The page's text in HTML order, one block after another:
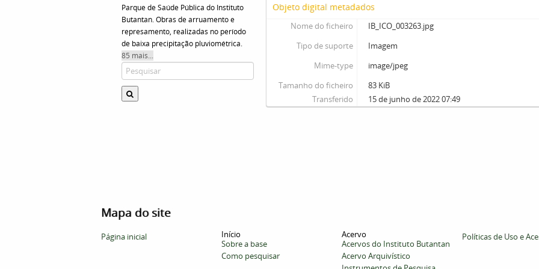
Parque de Saúde Pública do Instituto
Butantan. Obras de arruamento e
represamento, realizadas no período
de baixa precipitação pluviométrica.
85 mais...
Objeto digital metadados
Nome do ficheiro
IB_ICO_003263.jpg
Tipo de suporte
Imagem
Mime-type
image/jpeg
Tamanho do ficheiro
83 KiB
Transferido
15 de junho de 2022 07:49
Mapa do site
Página inicial
Início
Sobre a base
Como pesquisar
Acervo
Acervos do Instituto Butantan
Acervo Arquivístico
Políticas de Uso e